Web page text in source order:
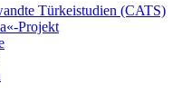
Türkeistudien (CATS)
Projekt